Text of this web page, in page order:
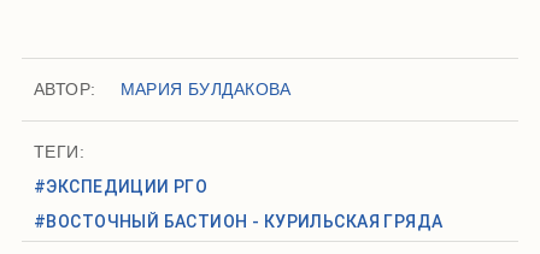
АВТОР: МАРИЯ БУЛДАКОВА
ТЕГИ:
#ЭКСПЕДИЦИИ РГО
#ВОСТОЧНЫЙ БАСТИОН - КУРИЛЬСКАЯ ГРЯДА